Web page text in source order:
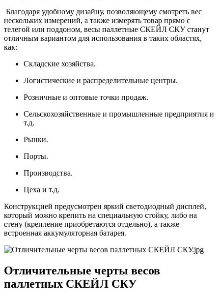
Благодаря удобному дизайну, позволяющему смотреть вес
нескольких измерений, а также измерять товар прямо с
телегой или поддоном, весы паллетные СКЕЙЛ СКУ станут
отличным вариантом для использования в таких областях,
как:
Складские хозяйства.
Логистические и распределительные центры.
Розничные и оптовые точки продаж.
Сельскохозяйственные и промышленные предприятия и
т.д.
Рынки.
Порты.
Производства.
Цеха и т.д.
Конструкцией предусмотрен яркий светодиодный дисплей,
который можно крепить на специальную стойку, либо на
стену (крепление приобретаются отдельно), а также
встроенная аккумуляторная батарея.
Отличительные черты весов
паллетных СКЕЙЛ СКУ